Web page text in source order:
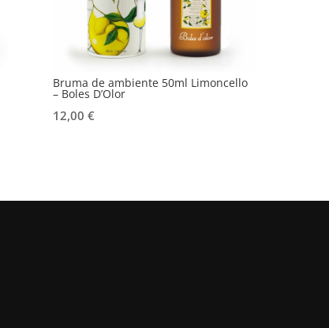
Bruma de ambiente 50ml Limoncello
– Boles D’Olor
12,00 €